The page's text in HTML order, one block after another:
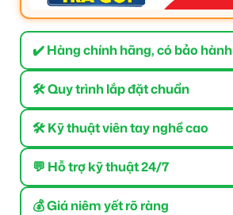
✔️ Hàng chính hãng, có bảo hành
🛠 Quy trình lắp đặt chuẩn
🛠 Kỹ thuật viên tay nghề cao
💬 Hỗ trợ kỹ thuật 24/7
💰 Giá niêm yết rõ ràng